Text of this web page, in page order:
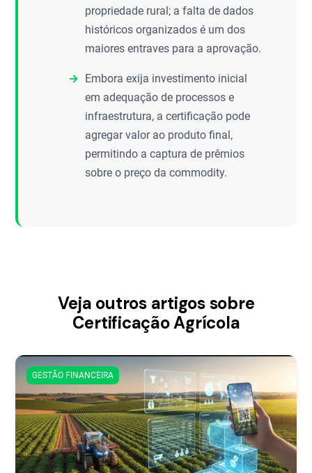
propriedade rural; a falta de dados
históricos organizados é um dos
maiores entraves para a aprovação.
Embora exija investimento inicial
em adequação de processos e
infraestrutura, a certificação pode
agregar valor ao produto final,
permitindo a captura de prêmios
sobre o preço da commodity.
Veja outros artigos sobre
Certificação Agrícola
GESTÃO FINANCEIRA